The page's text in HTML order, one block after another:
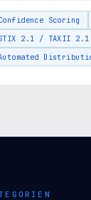
Scoring
2.1 / TAXII 2.1